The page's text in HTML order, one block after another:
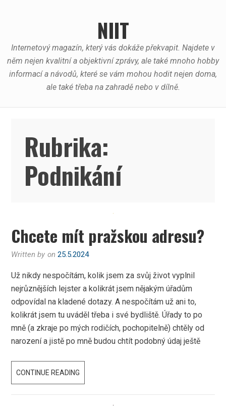
NIIT
Internetový magazín, který vás dokáže překvapit. Najdete v
něm nejen kvalitní a objektivní zprávy, ale také mnoho hobby
informací a návodů, které se vám mohou hodit nejen doma,
ale také třeba na zahradě nebo v dílně.
Rubrika:
Podnikání
Chcete mít pražskou adresu?
Written by on25.5.2024
Už nikdy nespočítám, kolik jsem za svůj život vyplnil
nejrůznějších lejster a kolikrát jsem nějakým úřadům
odpovídal na kladené dotazy. A nespočítám už ani to,
kolikrát jsem tu uváděl třeba i své bydliště. Úřady to po
mně (a zkraje po mých rodičích, pochopitelně) chtěly od
narození a jistě po mně budou chtít podobný údaj ještě
CONTINUE READING
MÍT